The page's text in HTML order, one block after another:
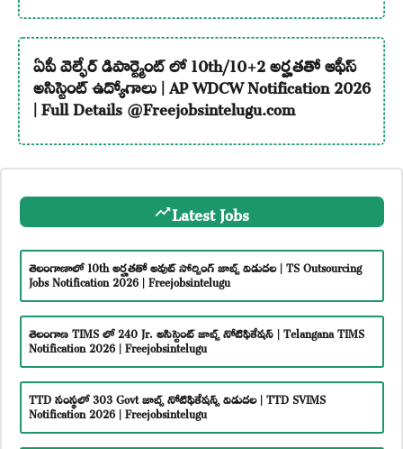
ఏపీ వెల్ఫేర్ డిపార్ట్మెంట్ లో 10th/10+2 అర్హతతో ఆఫీస్
అసిస్టెంట్ ఉద్యోగాలు | AP WDCW Notification 2026
| Full Details @Freejobsintelugu.com
Latest Jobs
తెలంగాణాలో 10th అర్హతతో అవుట్ సోర్సింగ్ జాబ్స్ విడుదల | TS Outsourcing
Jobs Notification 2026 | Freejobsintelugu
తెలంగాణ TIMS లో 240 Jr. అసిస్టెంట్ జాబ్స్ నోటిఫికేషన్ | Telangana TIMS
Notification 2026 | Freejobsintelugu
TTD సంస్థలో 303 Govt జాబ్స్ నోటిఫికేషన్స్ విడుదల | TTD SVIMS
Notification 2026 | Freejobsintelugu